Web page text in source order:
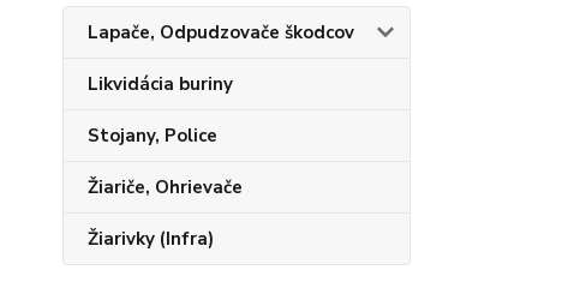
Lapače, Odpudzovače škodcov
Likvidácia buriny
Stojany, Police
Žiariče, Ohrievače
Žiarivky (Infra)